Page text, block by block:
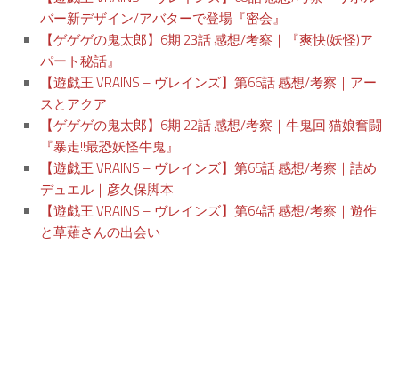
バー新デザイン/アバターで登場『密会』
【ゲゲゲの鬼太郎】6期 23話 感想/考察｜『爽快(妖怪)ア
パート秘話』
【遊戯王 VRAINS – ヴレインズ】第66話 感想/考察｜アー
スとアクア
【ゲゲゲの鬼太郎】6期 22話 感想/考察｜牛鬼回 猫娘奮闘
『暴走!!最恐妖怪牛鬼』
【遊戯王 VRAINS – ヴレインズ】第65話 感想/考察｜詰め
デュエル｜彦久保脚本
【遊戯王 VRAINS – ヴレインズ】第64話 感想/考察｜遊作
と草薙さんの出会い